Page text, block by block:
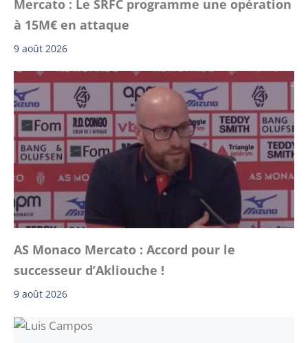
Mercato : Le SRFC programme une opération
à 15M€ en attaque
9 août 2026
AS Monaco Mercato : Accord pour le
successeur d’Akliouche !
9 août 2026